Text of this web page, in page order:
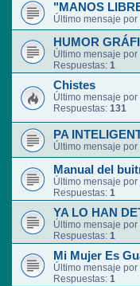
"MANOS
Último mensaje por
HUMOR
Último mensaje por
Respuestas: 1
Chistes
Último mensaje por
Respuestas: 131
PA
Último mensaje por
Manual del
Último mensaje por
Respuestas: 1
YA LO HAN
Último mensaje por
Respuestas: 1
Mi Mujer Es
Último mensaje por
Respuestas: 1